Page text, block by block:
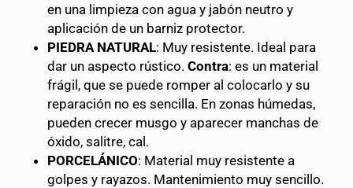
en una limpieza con agua y jabón neutro y
aplicación de un barniz protector.
PIEDRA NATURAL: Muy resistente. Ideal para
dar un aspecto rústico. Contra: es un material
frágil, que se puede romper al colocarlo y su
reparación no es sencilla. En zonas húmedas,
pueden crecer musgo y aparecer manchas de
óxido, salitre, cal.
PORCELÁNICO: Material muy resistente a
golpes y rayazos. Mantenimiento muy sencillo.